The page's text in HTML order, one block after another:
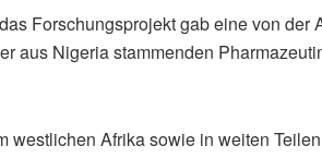
Forschungsprojekt gab eine von
aus Nigeria stammenden
westlichen Afrika sowie in weiten